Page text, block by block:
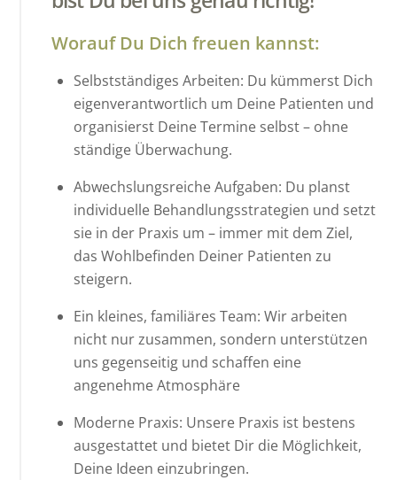
Worauf Du Dich freuen kannst:
Selbstständiges Arbeiten: Du kümmerst Dich
eigenverantwortlich um Deine Patienten und
organisierst Deine Termine selbst – ohne
ständige Überwachung.
Abwechslungsreiche Aufgaben: Du planst
individuelle Behandlungsstrategien und setzt
sie in der Praxis um – immer mit dem Ziel,
das Wohlbefinden Deiner Patienten zu
steigern.
Ein kleines, familiäres Team: Wir arbeiten
nicht nur zusammen, sondern unterstützen
uns gegenseitig und schaffen eine
angenehme Atmosphäre
Moderne Praxis: Unsere Praxis ist bestens
ausgestattet und bietet Dir die Möglichkeit,
Deine Ideen einzubringen.